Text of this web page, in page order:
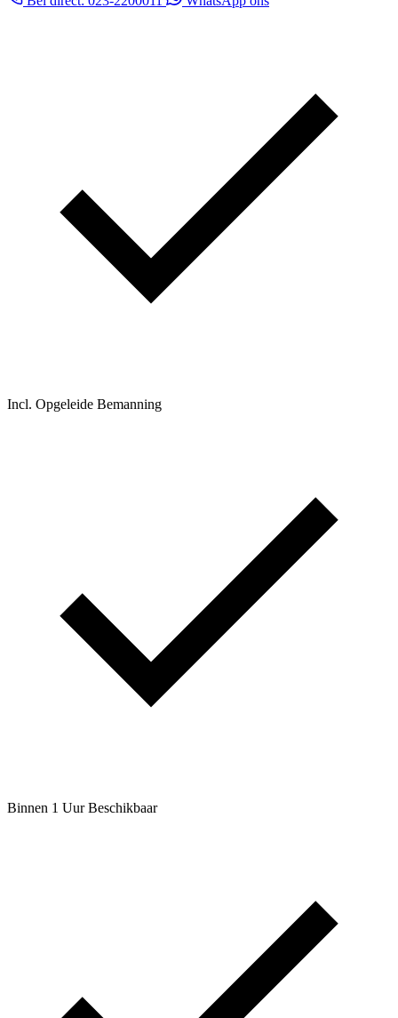
Incl. Opgeleide Bemanning
Binnen 1 Uur Beschikbaar